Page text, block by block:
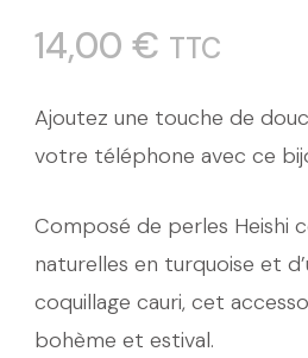
14,00 € TTC
Ajoutez une touche de
votre téléphone avec ce
Composé de perles Heishi
naturelles en turquoise et
coquillage cauri, cet
bohème et estival.